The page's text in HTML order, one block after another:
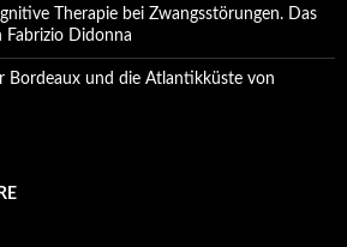
Therapie bei Zwangsstörungen. Das
Fabrizio Didonna
Bordeaux und die Atlantikküste von